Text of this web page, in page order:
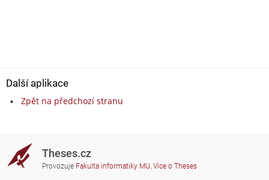
Další aplikace
Zpět na předchozí stranu
Theses.cz
Provozuje Fakulta informatiky MU, Více o Theses